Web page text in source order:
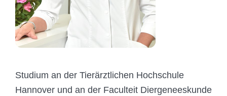
Studium an der Tierärztlichen Hochschule
Hannover und an der Faculteit Diergeneeskunde